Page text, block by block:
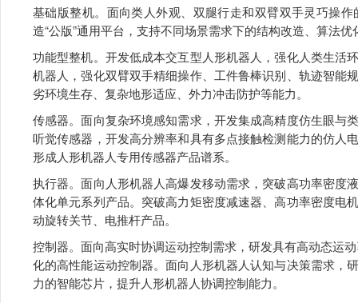
基础版整机。面向类人外观、双腿行走和双臂双手灵巧操
造“公版”通用平台，支持不同场景需求下的结构改造、算法
功能型整机。开发低成本交互型人形机器人，强化人类生活
机器人，强化双臂双手精细操作、工件鲁棒识别、轨迹智能
劣环境生存、复杂地形适应、外力冲击防护等能力。
传感器。面向复杂环境感知需求，开发集成高精度仿生眼与
听觉传感器，开发高分辨率和具有多点接触检测能力的仿人
形成人形机器人专用传感器产品谱系。
执行器。面向人形机器人高爆发移动需求，突破高功率密度
体化单元系列产品。突破高力矩密度减速器、高功率密度电
动旋转关节、电推杆产品。
控制器。面向高实时协调运动控制需求，研发具有高动态运
化的高性能运动控制器。面向人形机器人认知与决策需求，
力的智能芯片，提升人形机器人协调控制能力。